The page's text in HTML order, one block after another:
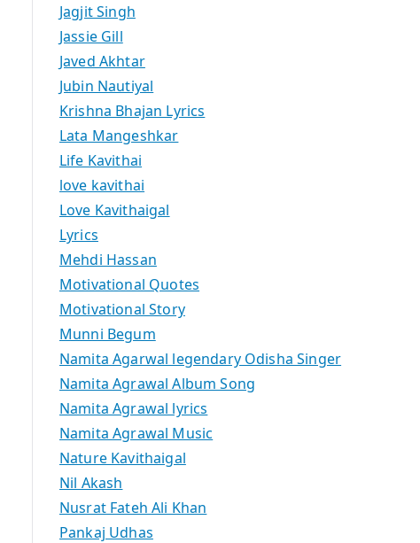
Jagjit Singh
Jassie Gill
Javed Akhtar
Jubin Nautiyal
Krishna Bhajan Lyrics
Lata Mangeshkar
Life Kavithai
love kavithai
Love Kavithaigal
Lyrics
Mehdi Hassan
Motivational Quotes
Motivational Story
Munni Begum
Namita Agarwal legendary Odisha Singer
Namita Agrawal Album Song
Namita Agrawal lyrics
Namita Agrawal Music
Nature Kavithaigal
Nil Akash
Nusrat Fateh Ali Khan
Pankaj Udhas